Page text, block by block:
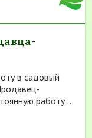
в садовый
работу ...